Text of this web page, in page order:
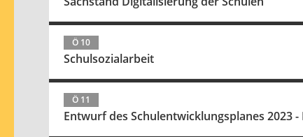
Ö 10
Schulsozialarbeit
Ö 11
Entwurf des Schulentwicklungsplanes 2023